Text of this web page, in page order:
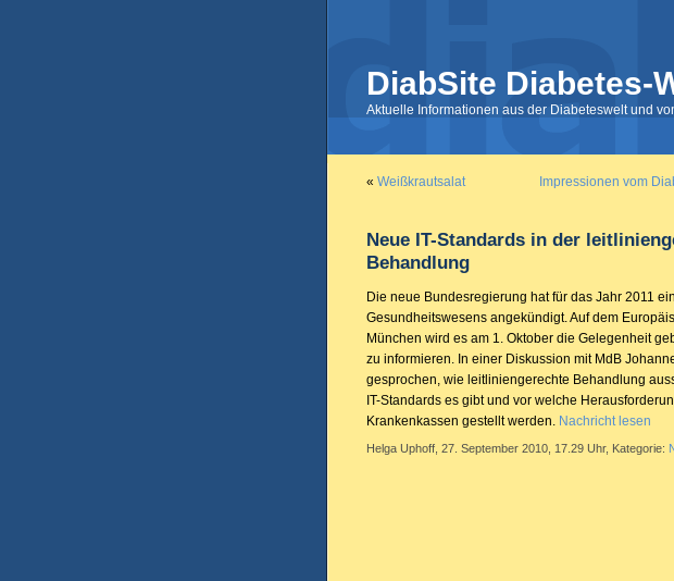
DiabSite Diabetes-
Aktuelle Informationen aus der Diabeteswelt und
« Weißkrautsalat Impressionen vom
Neue IT-Standards in der
Behandlung
Die neue Bundesregierung hat für das Jahr 2011
Gesundheitswesens angekündigt. Auf dem
München wird es am 1. Oktober die Gelegenheit
zu informieren. In einer Diskussion mit MdB
gesprochen, wie leitliniengerechte Behandlung
IT-Standards es gibt und vor welche
Krankenkassen gestellt werden. Nachricht lesen
Helga Uphoff, 27. September 2010, 17.29 Uhr, Kategorie: